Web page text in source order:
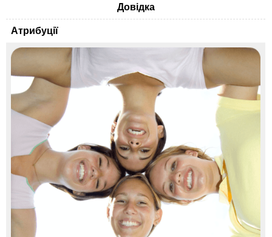
Довідка
Атрибуції